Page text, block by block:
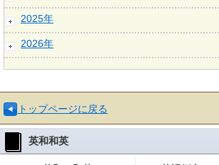
2025年
2026年
トップページに戻る
英和和英